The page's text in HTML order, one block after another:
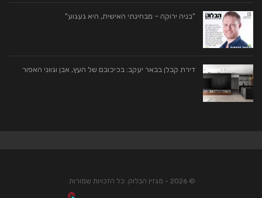
"בניה ירוקה – מבחינתי האישית, היא געגוע"
דירת קבלן בבאר יעקב: בכיכובם של העץ, אבן וגווני האפור
© 2026 - מגזין הבלוק. כל הזכויות שמורות.